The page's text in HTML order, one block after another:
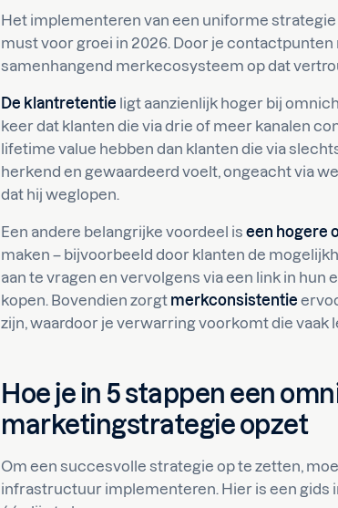
Het implementeren van een uniforme
must voor groei in 2026. Door je
samenhangend merkecosysteem op dat
De klantretentie ligt aanzienlijk hoger bij
keer dat klanten die via drie of meer kanalen
lifetime value hebben dan klanten die via
herkend en gewaardeerd voelt, ongeacht via
dat hij weglopen.
Een andere belangrijke voordeel iseen hogere
maken – bijvoorbeeld door klanten de
aan te vragen en vervolgens via een link in hun
kopen. Bovendien zorgt merkconsistentie
zijn, waardoor je verwarring voorkomt die
Hoe je in 5 stappen een
marketingstrategie opzet
Om een succesvolle strategie op te zetten,
infrastructuur implementeren. Hier is een gids